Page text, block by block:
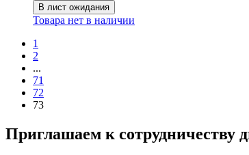
В лист ожидания
Товара нет в наличии
1
2
...
71
72
73
Приглашаем к сотрудничеству